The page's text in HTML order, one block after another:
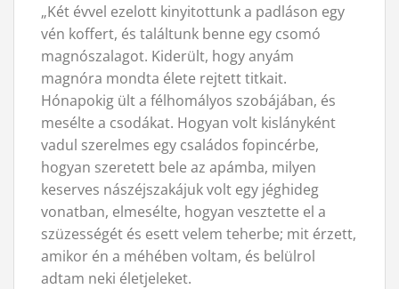
„Két évvel ezelott kinyitottunk a padláson egy
vén koffert, és találtunk benne egy csomó
magnószalagot. Kiderült, hogy anyám
magnóra mondta élete rejtett titkait.
Hónapokig ült a félhomályos szobájában, és
mesélte a csodákat. Hogyan volt kislányként
vadul szerelmes egy családos fopincérbe,
hogyan szeretett bele az apámba, milyen
keserves nászéjszakájuk volt egy jéghideg
vonatban, elmesélte, hogyan vesztette el a
szüzességét és esett velem teherbe; mit érzett,
amikor én a méhében voltam, és belülrol
adtam neki életjeleket.